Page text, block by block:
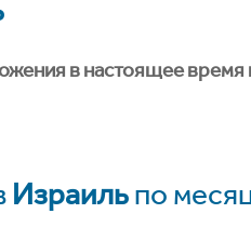
в настоящее
Израильпо